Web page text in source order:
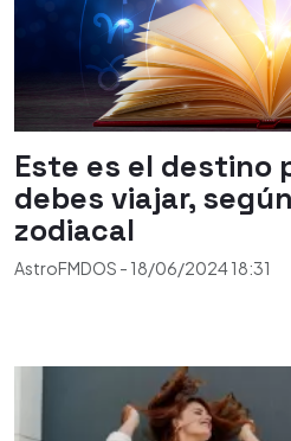
Este es el destino
debes viajar,
zodiacal
AstroFMDOS - 18/06/202418:31